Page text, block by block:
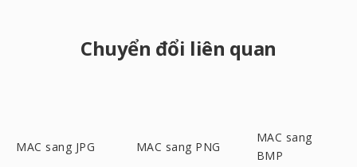
Chuyển đổi liên quan
MAC sang JPG MAC sang PNG
MAC sang
BMP